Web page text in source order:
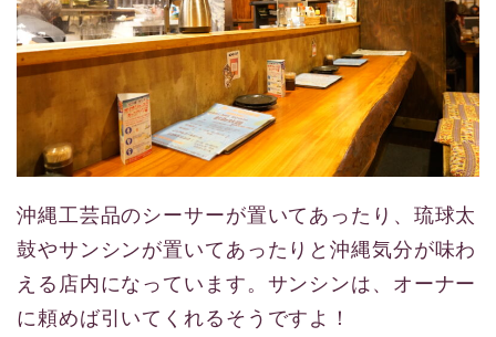
沖縄工芸品のシーサーが置いてあったり、琉球太
鼓やサンシンが置いてあったりと沖縄気分が味わ
える店内になっています。サンシンは、オーナー
に頼めば引いてくれるそうですよ！